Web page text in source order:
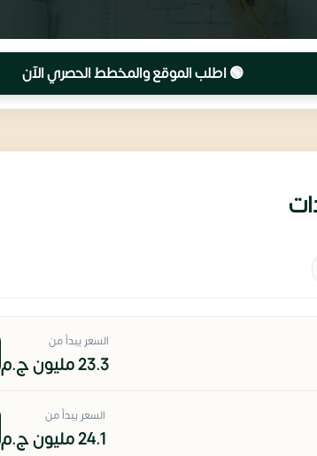
🟢 اطلب الموقع والمخطط الحصري الآن
السعر يبدأ من
23.3 مليون ج.م
السعر يبدأ من
24.1 مليون ج.م